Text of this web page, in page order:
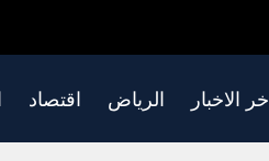
اخر الاخبار الرياض اقتصاد